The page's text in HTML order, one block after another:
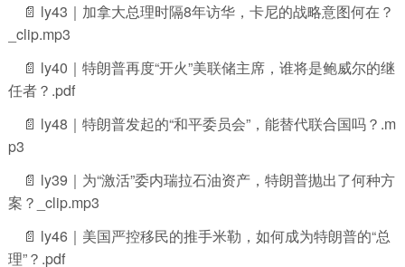
📄 ly43｜加拿大总理时隔8年访华，卡尼的战略意图何在？
_clip.mp3
📄 ly40｜特朗普再度“开火”美联储主席，谁将是鲍威尔的继
任者？.pdf
📄 ly48｜特朗普发起的“和平委员会”，能替代联合国吗？.m
p3
📄 ly39｜为“激活”委内瑞拉石油资产，特朗普抛出了何种方
案？_clip.mp3
📄 ly46｜美国严控移民的推手米勒，如何成为特朗普的“总
理”？.pdf